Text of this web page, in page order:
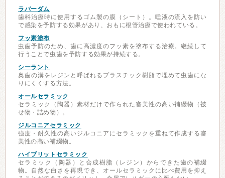
ラバーダム
歯科治療時に使用するゴム製の膜（シート）。唾液の流入を防い
で感染を予防する効果があり、おもに根管治療で使われている。
フッ素塗布
虫歯予防のため、歯に高濃度のフッ素を塗布する治療。継続して
行うことで虫歯を予防する効果が持続する。
シーラント
奥歯の溝をレジンと呼ばれるプラスチック樹脂で埋めて虫歯にな
りにくくする方法。
オールセラミック
セラミック（陶器）素材だけで作られた審美性の高い補綴物（被
せ物・詰め物）。
ジルコニアセラミック
強度・耐久性の高いジルコニアにセラミックを重ねて作成する審
美性の高い補綴物。
ハイブリットセラミック
セラミック（陶器）と合成樹脂（レジン）からできた歯の補綴
物。自然な白さを再現でき、オールセラミックに比べ費用を抑え